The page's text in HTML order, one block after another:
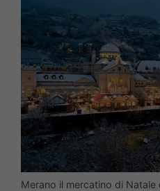
Merano il mercatino di Natale